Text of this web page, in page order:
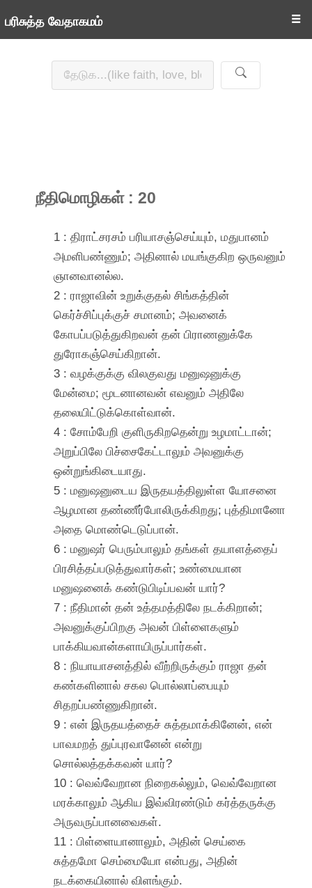
பரிசுத்த வேதாகமம் ☰
நீதிமொழிகள் : 20
1 : திராட்சரசம் பரியாசஞ்செய்யும், மதுபானம்
அமளிபண்ணும்; அதினால் மயங்குகிற ஒருவனும்
ஞானவானல்ல.
2 : ராஜாவின் உறுக்குதல் சிங்கத்தின்
கெர்ச்சிப்புக்குச் சமானம்; அவனைக்
கோபப்படுத்துகிறவன் தன் பிராணனுக்கே
துரோகஞ்செய்கிறான்.
3 : வழக்குக்கு விலகுவது மனுஷனுக்கு
மேன்மை; மூடனானவன் எவனும் அதிலே
தலையிட்டுக்கொள்வான்.
4 : சோம்பேறி குளிருகிறதென்று உழமாட்டான்;
அறுப்பிலே பிச்சைகேட்டாலும் அவனுக்கு
ஒன்றுங்கிடையாது.
5 : மனுஷனுடைய இருதயத்திலுள்ள யோசனை
ஆழமான தண்ணீர்போலிருக்கிறது; புத்திமானோ
அதை மொண்டெடுப்பான்.
6 : மனுஷர் பெரும்பாலும் தங்கள் தயாளத்தைப்
பிரசித்தப்படுத்துவார்கள்; உண்மையான
மனுஷனைக் கண்டுபிடிப்பவன் யார்?
7 : நீதிமான் தன் உத்தமத்திலே நடக்கிறான்;
அவனுக்குப்பிறகு அவன் பிள்ளைகளும்
பாக்கியவான்களாயிருப்பார்கள்.
8 : நியாயாசனத்தில் வீற்றிருக்கும் ராஜா தன்
கண்களினால் சகல பொல்லாப்பையும்
சிதறப்பண்ணுகிறான்.
9 : என் இருதயத்தைச் சுத்தமாக்கினேன், என்
பாவமறத் துப்புரவானேன் என்று
சொல்லத்தக்கவன் யார்?
10 : வெவ்வேறான நிறைகல்லும், வெவ்வேறான
மரக்காலும் ஆகிய இவ்விரண்டும் கர்த்தருக்கு
அருவருப்பானவைகள்.
11 : பிள்ளையானாலும், அதின் செய்கை
சுத்தமோ செம்மையோ என்பது, அதின்
நடக்கையினால் விளங்கும்.